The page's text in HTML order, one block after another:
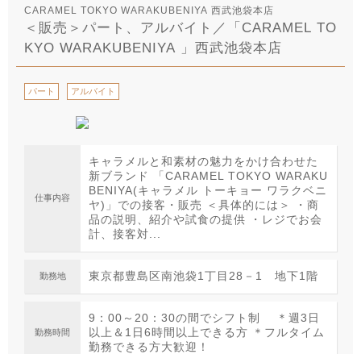
CARAMEL TOKYO WARAKUBENIYA 西武池袋本店
＜販売＞パート、アルバイト／「CARAMEL TO
KYO WARAKUBENIYA 」西武池袋本店
パート アルバイト
仕事内容
キャラメルと和素材の魅力をかけ合わせた
新ブランド 「CARAMEL TOKYO WARAKU
BENIYA(キャラメル トーキョー ワラクベニ
ヤ)」での接客・販売 ＜具体的には＞ ・商
品の説明、紹介や試食の提供 ・レジでお会
計、接客対...
勤務地 東京都豊島区南池袋1丁目28－1 地下1階
勤務時間
9：00～20：30の間でシフト制 ＊週3日
以上＆1日6時間以上できる方 ＊フルタイム
勤務できる方大歓迎！